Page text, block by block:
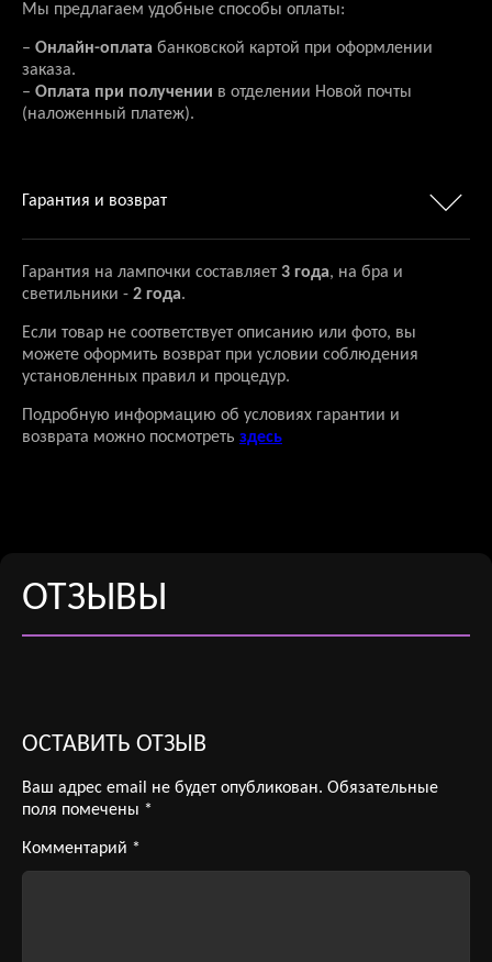
Мы предлагаем удобные способы оплаты:
– Онлайн-оплата банковской картой при оформлении
заказа.
– Оплата при получении в отделении Новой почты
(наложенный платеж).
Гарантия и возврат
Гарантия на лампочки составляет 3 года, на бра и
светильники - 2 года.
Если товар не соответствует описанию или фото, вы
можете оформить возврат при условии соблюдения
установленных правил и процедур.
Подробную информацию об условиях гарантии и
возврата можно посмотреть здесь
ОТЗЫВЫ
ОСТАВИТЬ ОТЗЫВ
Ваш адрес email не будет опубликован. Обязательные
поля помечены *
Комментарий *